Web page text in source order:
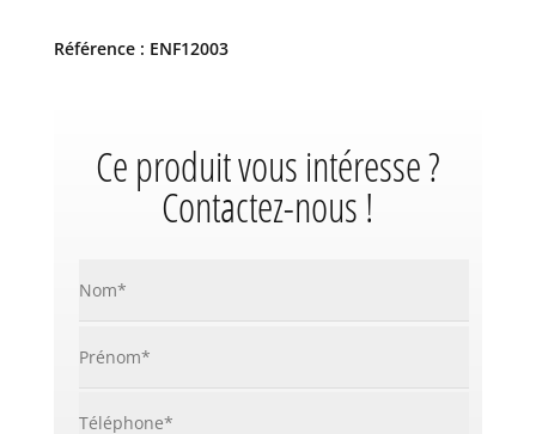
Référence : ENF12003
Ce produit vous intéresse ?
Contactez-nous !